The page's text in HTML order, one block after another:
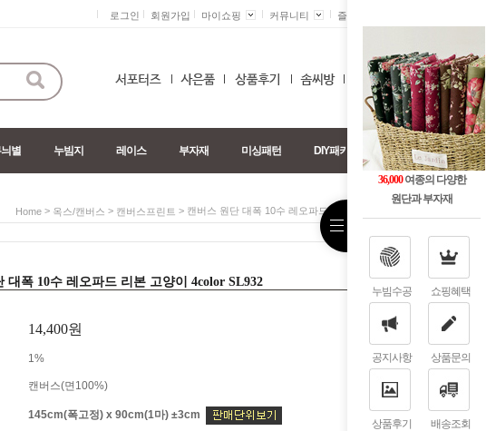
36,000여종의 다양한
원단과 부자재
누빔수공 쇼핑혜택
공지사항 상품문의
상품후기 배송조회
로그인 회원가입 마이쇼핑 커뮤니티 즐겨찾기 +
0
별 누빔지 레이스 부자재 미싱패턴 DIY패키지
Home > 옥스/캔버스 > 캔버스프린트 > 캔버스 원단 대폭 10수 레오파드 리본 고양이 4color SL932
대폭 10수 레오파드 리본 고양이 4color SL932
14,400원
1%
캔버스(면100%)
145cm(폭고정) x 90cm(1마) ±3cm